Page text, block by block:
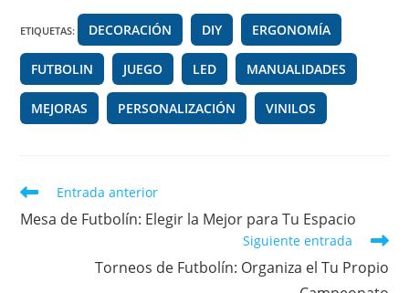
b
o
o
k
a
m
A
p
p
t
ETIQUETAS: DECORACIÓN DIY ERGONOMÍA
FUTBOLIN JUEGO LED MANUALIDADES
MEJORAS PERSONALIZACIÓN VINILOS
Leer
artículos
Entrada anterior
Mesa de Futbolín: Elegir la Mejor para Tu Espacio
Siguiente entrada
Torneos de Futbolín: Organiza el Tu Propio